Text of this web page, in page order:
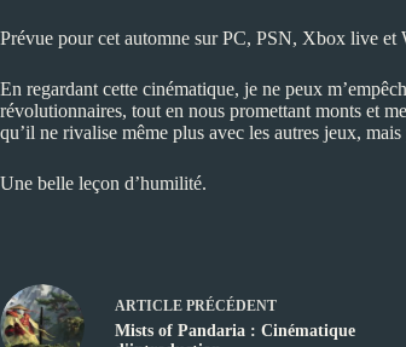
Prévue pour cet automne sur PC, PSN, Xbox live et
En regardant cette cinématique, je ne peux
révolutionnaires, tout en nous promettant monts et
qu’il ne rivalise même plus avec les autres jeux,
Une belle leçon d’humilité.
ARTICLE PRÉCÉDENT
Mists of Pandaria : Cinématique